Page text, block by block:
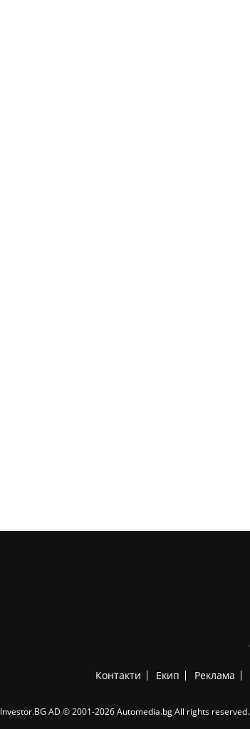
Контакти Екип Реклама
Investor.BG AD © 2001-2026 Automedia.bg All rights reserved.